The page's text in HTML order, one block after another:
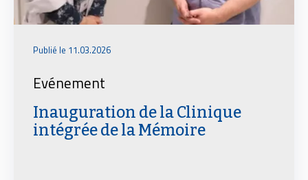
Publié le 11.03.2026
Inauguration de la Clinique
intégrée de la Mémoire
Evénement